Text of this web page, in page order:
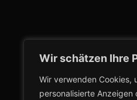
Wir schätzen Ihre
Wir verwenden Cookies,
personalisierte